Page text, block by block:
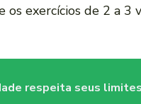
exercícios de 2 a 3
respeita seus